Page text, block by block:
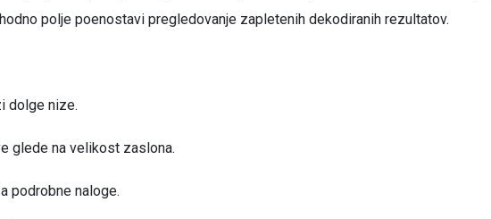
polje poenostavi pregledovanje zapletenih dekodiranih rezultatov.
dolge nize.
glede na velikost zaslona.
podrobne naloge.